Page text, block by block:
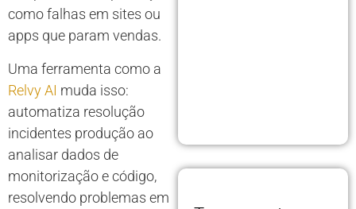
como falhas em sites ou
apps que param vendas.
Uma ferramenta como a
Relvy AI muda isso:
automatiza resolução
incidentes produção ao
analisar dados de
monitorização e código,
resolvendo problemas em